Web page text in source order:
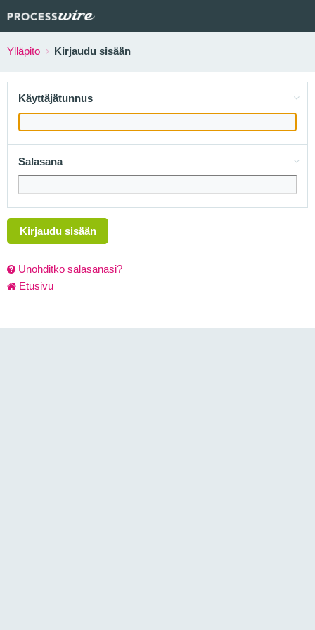
Ylläpito Kirjaudu sisään
Käyttäjätunnus
Salasana
Kirjaudu sisään
Unohditko salasanasi?
Etusivu